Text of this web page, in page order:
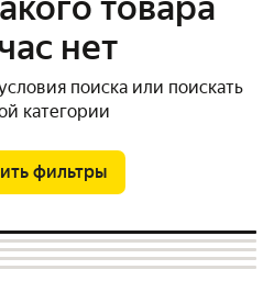
нет
поиска или поискать
категории
фильтры